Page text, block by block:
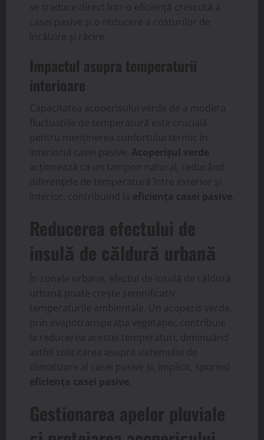
se traduce direct într-o eficiență crescută a
casei pasive și o reducere a costurilor de
încălzire și răcire.
Impactul asupra temperaturii
interioare
Capacitatea acoperișului verde de a modera
fluctuațiile de temperatură este crucială
pentru menținerea confortului termic în
interiorul casei pasive. Acoperișul verde
acționează ca un tampon natural, reducând
diferențele de temperatură între exterior și
interior, contribuind la eficiența casei pasive
Reducerea efectului de
insulă de căldură urbană
În zonele urbane, efectul de insulă de căldură
urbană poate crește semnificativ
temperaturile ambientale. Un acoperiș verde,
prin evapotranspirația vegetației, contribuie
la reducerea acestei temperaturi, diminuând
astfel solicitarea asupra sistemului de
climatizare al casei pasive și, implicit, sporind
eficiența casei pasive
Gestionarea apelor pluviale